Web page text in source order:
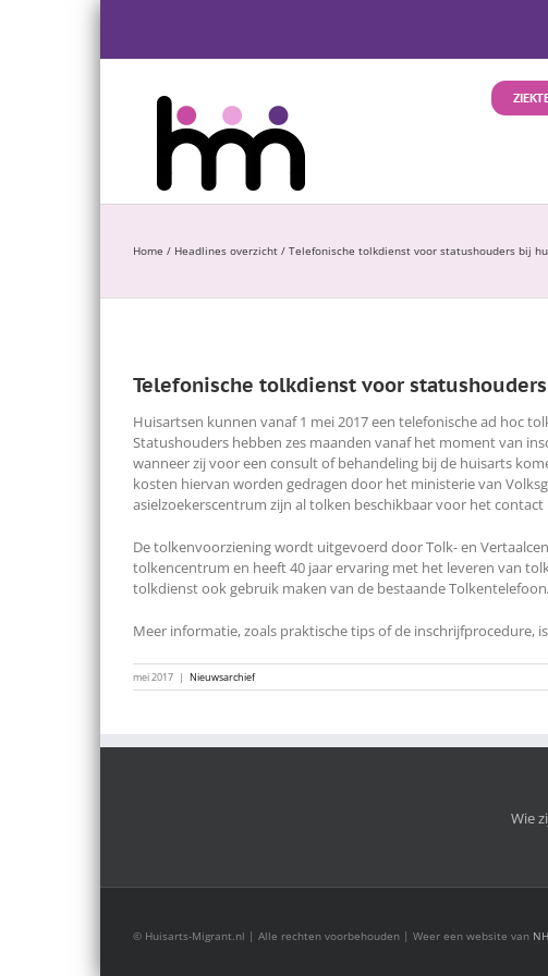
Home / Headlines overzicht / Telefonische tolkdienst voor statushouders bij
Telefonische tolkdienst voor
Huisartsen kunnen vanaf 1 mei 2017 een telefonische ad hoc
Statushouders hebben zes maanden vanaf het moment van
wanneer zij voor een consult of behandeling bij de huisarts
kosten hiervan worden gedragen door het ministerie van
asielzoekerscentrum zijn al tolken beschikbaar voor het
De tolkenvoorziening wordt uitgevoerd door Tolk- en
tolkencentrum en heeft 40 jaar ervaring met het leveren van
tolkdienst ook gebruik maken van de bestaande
Meer informatie, zoals praktische tips of de inschrijfprocedure,
mei 2017 | Nieuwsarchief
Wie
© Huisarts-Migrant.nl | Alle rechten voorbehouden | Weer een website van